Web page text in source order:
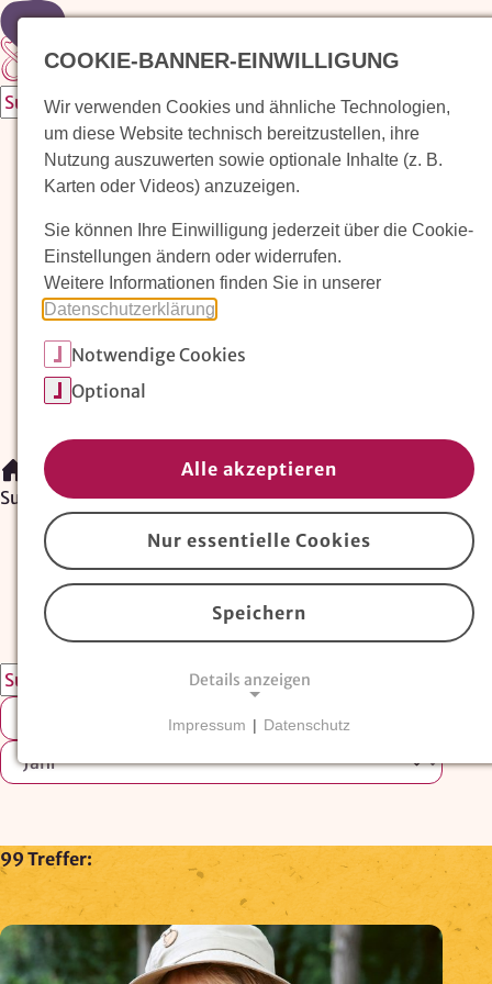
Zur Startseite
Waldorfkindergarten finden
Pädagogischer Ansatz
Arbeit im Waldorfkindergarten
Unser Verein
Magazin: Erziehungskunst frühe Kindheit
Magazin: Erziehungskunst frühe Kindheit
Suche der Erziehungskunst Frühe Kindheit
Alle Inhalte 138 Artikel 99 Heft 39
99 Treffer:
COOKIE-BANNER-EINWILLIGUNG
Wir verwenden Cookies und ähnliche Technologien,
um diese Website technisch bereitzustellen, ihre
Nutzung auszuwerten sowie optionale Inhalte (z. B.
Karten oder Videos) anzuzeigen.
Sie können Ihre Einwilligung jederzeit über die Cookie-
Einstellungen ändern oder widerrufen.
Weitere Informationen finden Sie in unserer
Datenschutzerklärung
Notwendige Cookies
Optional
Alle akzeptieren
Nur essentielle Cookies
Speichern
Details anzeigen
TYPO3-Cookies, sowie Funktionen zur
Adresssuche über Google Places
Google Places Autocomplete
Anbieter:
Impressum | Datenschutz